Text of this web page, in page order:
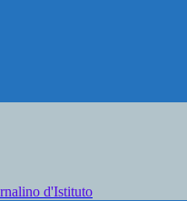
d'Istituto